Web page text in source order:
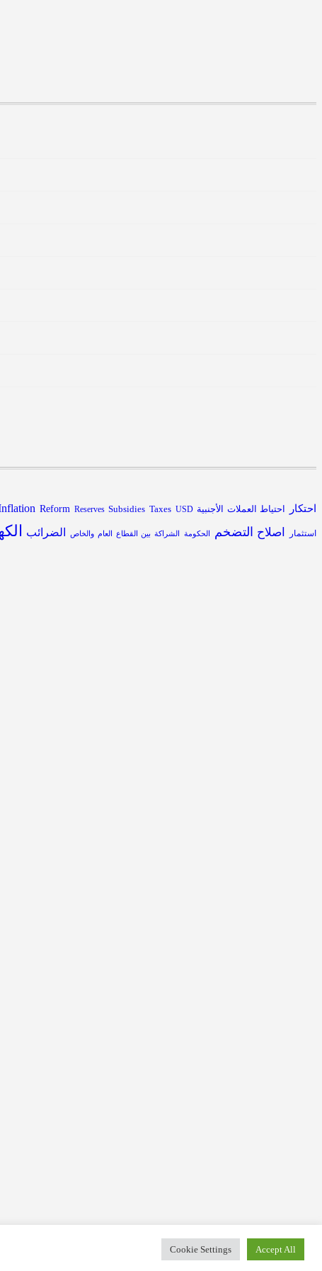
Reform Reserves Subsidies Taxes USD احتكار احتياط العملات الأجنبية
استثمار اصلاح التضخم الحكومة الشراكة بين القطاع العام والخاص الضرائب
Cookie Settings Accept All